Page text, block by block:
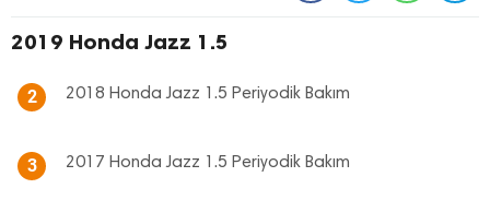
2019 Honda Jazz 1.5
2 2018 Honda Jazz 1.5 Periyodik Bakım
3 2017 Honda Jazz 1.5 Periyodik Bakım